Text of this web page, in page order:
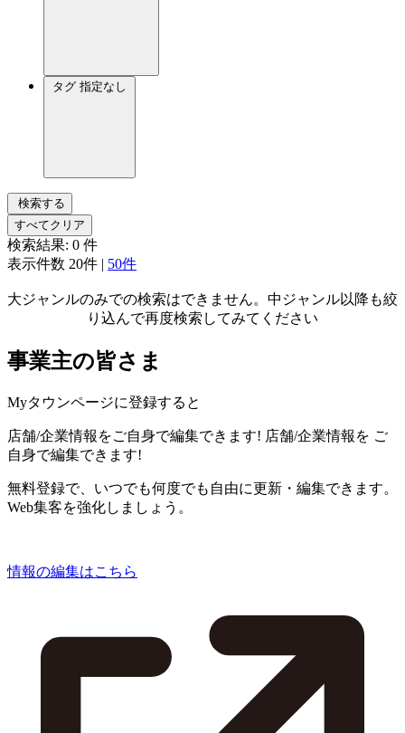
タグ 指定なし
検索する
すべてクリア
検索結果: 0 件
表示件数 20件 | 50件
大ジャンルのみでの検索はできません。中ジャンル以降も絞
り込んで再度検索してみてください
事業主の皆さま
Myタウンページに登録すると
店舗/企業情報をご自身で編集できます! 店舗/企業情報を ご
自身で編集できます!
無料登録で、いつでも何度でも自由に更新・編集できます。
Web集客を強化しましょう。
情報の編集はこちら